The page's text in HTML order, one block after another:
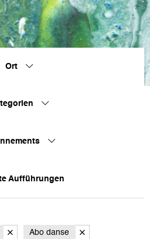
Ort
Aufführungen
Abo danse